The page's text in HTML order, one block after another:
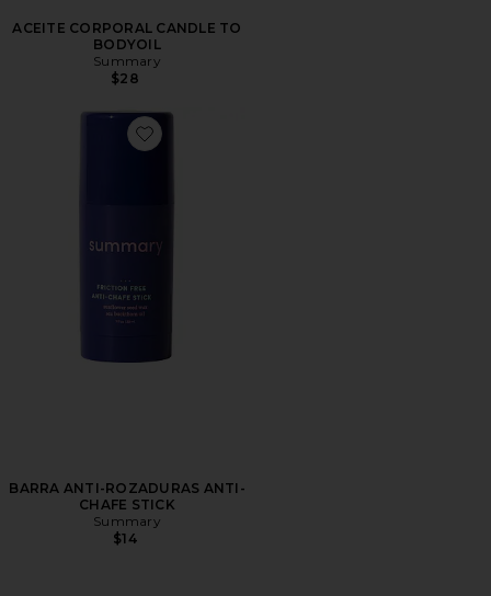
ACEITE CORPORAL CANDLE TO
BODYOIL
Summary
$28
Favorite BARRA ANTI-ROZADURAS ANTI-CHAFE
BARRA ANTI-ROZADURAS ANTI-
CHAFE STICK
Summary
$14